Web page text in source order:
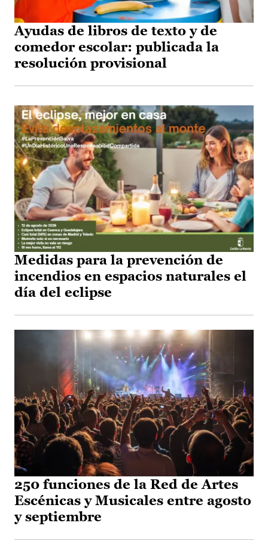
Ayudas de libros de texto y de
comedor escolar: publicada la
resolución provisional
Medidas para la prevención de
incendios en espacios naturales el
día del eclipse
250 funciones de la Red de Artes
Escénicas y Musicales entre agosto
y septiembre